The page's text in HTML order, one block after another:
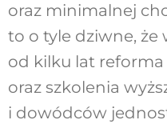
oraz minimalnej
to o tyle dziwne, że
od kilku lat
oraz szkolenia
i dowódców